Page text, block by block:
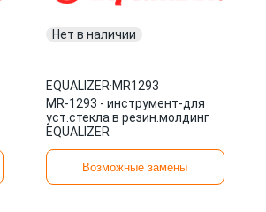
Нет в наличии
EQUALIZER·MR1293
MR-1293 - инструмент-для
уст.стекла в резин.молдинг
EQUALIZER
Возможные замены